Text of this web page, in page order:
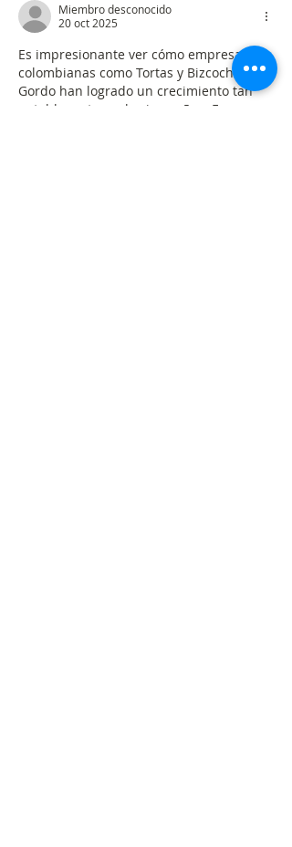
Miembro desconocido
20 oct 2025
Es impresionante ver cómo empresas
colombianas como Tortas y Bizcochos del
Gordo han logrado un crecimiento tan
notable en tan solo cinco años. Es un